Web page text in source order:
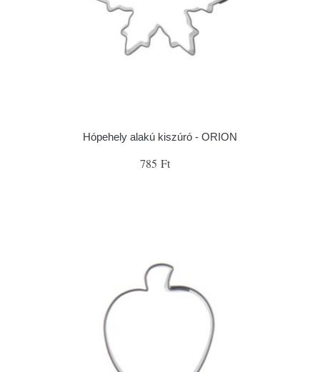
Hópehely alakú kiszúró - ORION
785 Ft